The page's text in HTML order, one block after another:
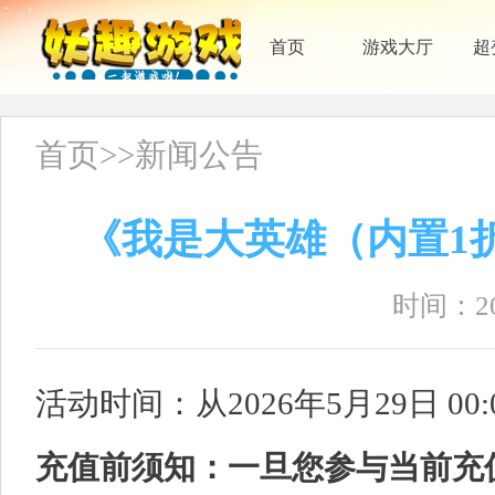
首页 游戏大厅 超
首页>>新闻公告
《我是大英雄（内置
时间：
活动时间：从2026年5月29日
充值前须知：一旦您参与当前